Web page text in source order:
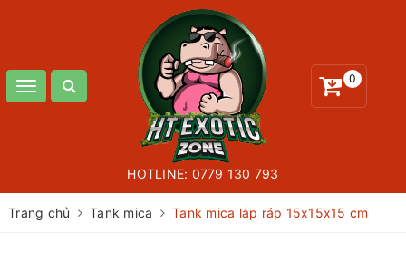
Toggle
0
HOTLINE: 0779 130 793
Trang chủ Tank mica Tank mica lắp ráp 15x15x15 cm